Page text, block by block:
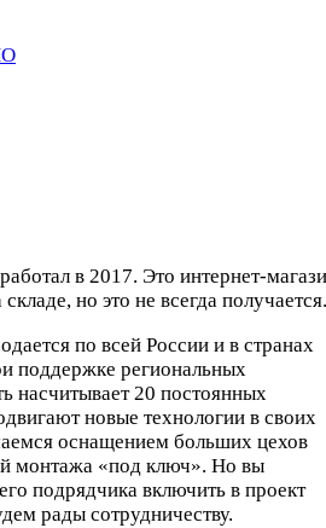
в 2017. Это интернет-
но это не всегда
по всей России и в странах
поддержке региональных
насчитывает 20 постоянных
новые технологии в своих
оснащением больших цехов
монтажа «под ключ». Но вы
подрядчика включить в проект
рады сотрудничеству.